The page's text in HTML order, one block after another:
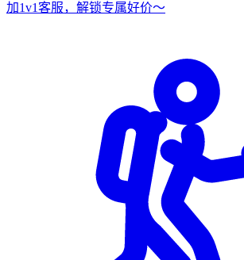
加1v1客服，解锁专属好价～